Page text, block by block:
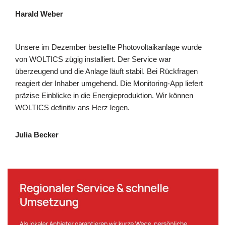
Harald Weber
Unsere im Dezember bestellte Photovoltaikanlage wurde
von WOLTICS zügig installiert. Der Service war
überzeugend und die Anlage läuft stabil. Bei Rückfragen
reagiert der Inhaber umgehend. Die Monitoring-App liefert
präzise Einblicke in die Energieproduktion. Wir können
WOLTICS definitiv ans Herz legen.
Julia Becker